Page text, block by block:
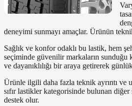
deneyimi sunmayı amaçlar. Ürünün
Sağlık ve konfor odaklı bu lastik, hem
seçiminde güvenilir markaların
ve dayanıklılığı bir araya getirerek
Ürünle ilgili daha fazla teknik ayrıntı ve
sıfır lastikler kategorisinde bulunan
destek olur.